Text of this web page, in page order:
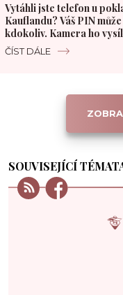
Vytáhli jste telefon u
Kauflandu? Váš PIN
kdokoliv. Kamera ho
monitor
ČÍST DÁLE
SOUVISEJÍCÍ